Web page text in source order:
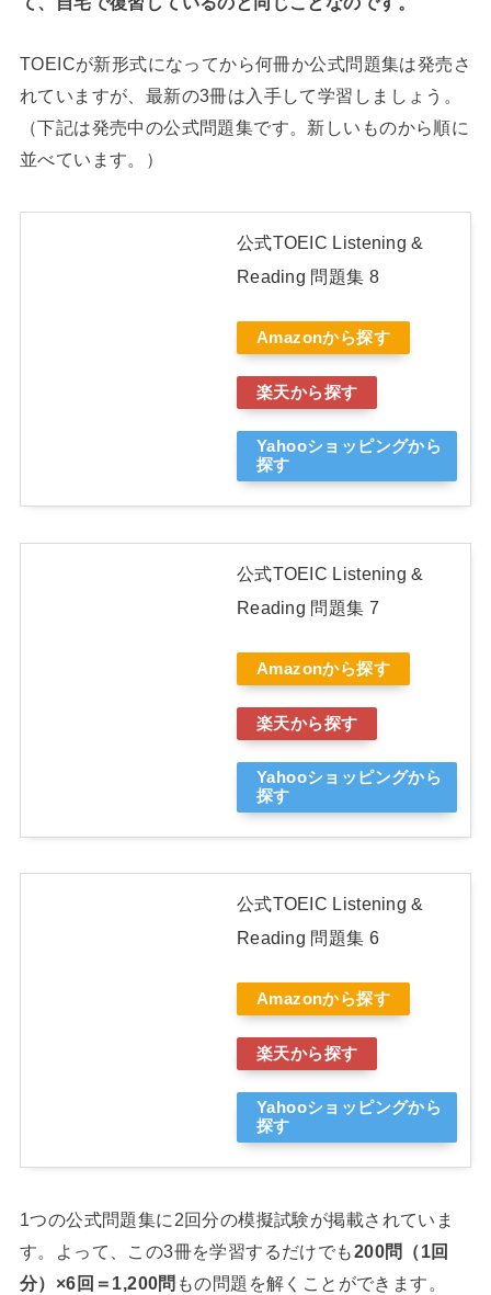
TOEICが新形式になってから何冊か公式問題集は発売さ
れていますが、最新の3冊は入手して学習しましょう。
（下記は発売中の公式問題集です。新しいものから順に
並べています。）
公式TOEIC Listening &
Reading 問題集 8
Amazonから探す
楽天から探す
Yahooショッピングから
探す
公式TOEIC Listening &
Reading 問題集 7
Amazonから探す
楽天から探す
Yahooショッピングから
探す
公式TOEIC Listening &
Reading 問題集 6
Amazonから探す
楽天から探す
Yahooショッピングから
探す
1つの公式問題集に2回分の模擬試験が掲載されていま
す。よって、この3冊を学習するだけでも200問（1回
分）×6回＝1,200問 もの問題を解くことができます。